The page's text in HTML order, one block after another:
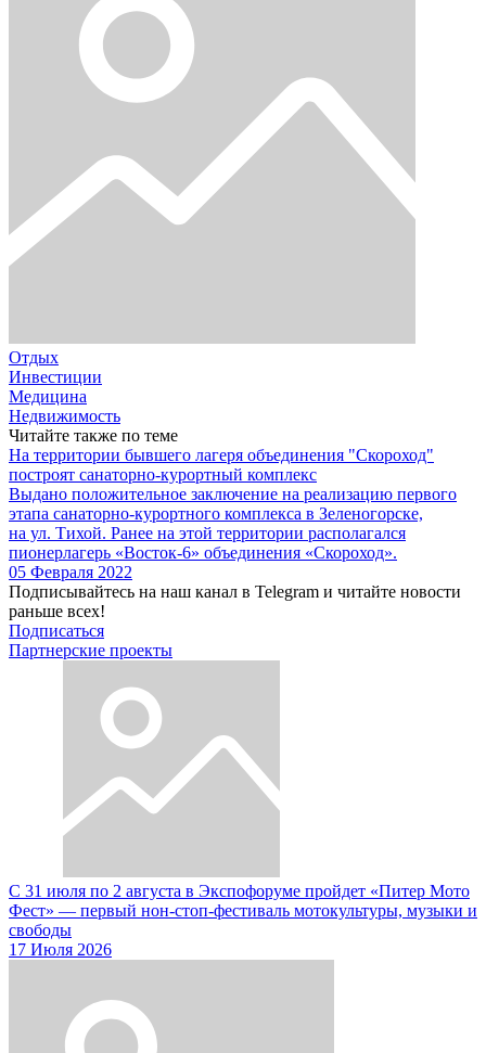
Отдых
Инвестиции
Медицина
Недвижимость
Читайте также по теме
На территории бывшего лагеря объединения "Скороход"
построят санаторно-курортный комплекс
Выдано положительное заключение на реализацию первого
этапа санаторно-курортного комплекса в Зеленогорске,
на ул. Тихой. Ранее на этой территории располагался
пионерлагерь «Восток-6» объединения «Скороход».
05 Февраля 2022
Подписывайтесь на наш канал в Telegram и читайте новости
раньше всех!
Подписаться
Партнерские проекты
С 31 июля по 2 августа в Экспофоруме пройдет «Питер Мото
Фест» — первый нон-стоп-фестиваль мотокультуры, музыки и
свободы
17 Июля 2026